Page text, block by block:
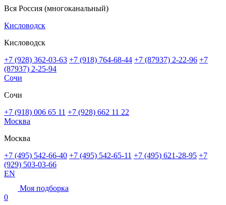
Вся Россия (многоканальный)
Кисловодск
Кисловодск
+7 (928) 362-03-63 +7 (918) 764-68-44 +7 (87937) 2-22-96 +7
(87937) 2-25-94
Сочи
Сочи
+7 (918) 006 65 11 +7 (928) 662 11 22
Москва
Москва
+7 (495) 542-66-40 +7 (495) 542-65-11 +7 (495) 621-28-95 +7
(929) 503-03-66
EN
Моя подборка
0